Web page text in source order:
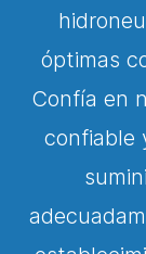
óptimas
Confía en
confiable